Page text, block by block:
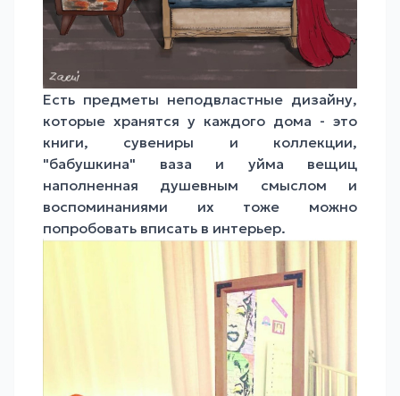
Есть предметы неподвластные дизайну,
которые хранятся у каждого дома - это
книги, сувениры и коллекции,
"бабушкина" ваза и уйма вещиц
наполненная душевным смыслом и
воспоминаниями их тоже можно
попробовать вписать в интерьер.